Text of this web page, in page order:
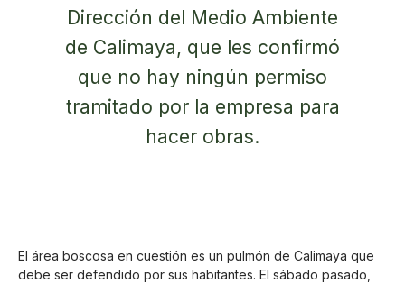
Dirección del Medio Ambiente
de Calimaya, que les confirmó
que no hay ningún permiso
tramitado por la empresa para
hacer obras.
El área boscosa en cuestión es un pulmón de Calimaya que
debe ser defendido por sus habitantes. El sábado pasado,